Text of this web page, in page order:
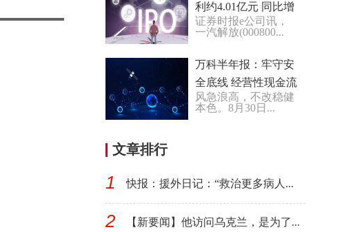
利约4.01亿元 同比增
长135.87%
证券时报e公司讯，
一汽解放(000800...
万科半年报：牢守安
全底线 经营性现金流
连续14年为正
风急浪高，不改稳健
本色。8月30日...
文章排行
1 快报：援外日记：“救治更多病人...
2 【新要闻】他访问乌克兰，是为了...